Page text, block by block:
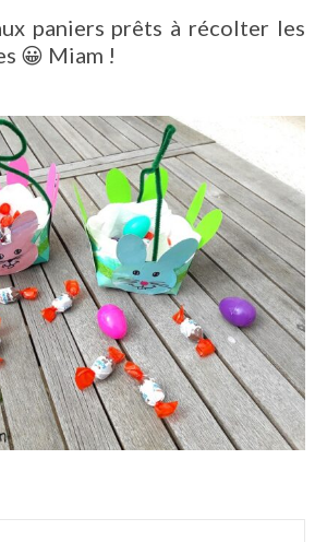
paniers prêts à récolter les
😀 Miam !